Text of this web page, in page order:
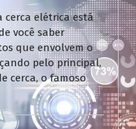
elétrica está
você saber
que envolvem o
pelo principal,
cerca, o famoso